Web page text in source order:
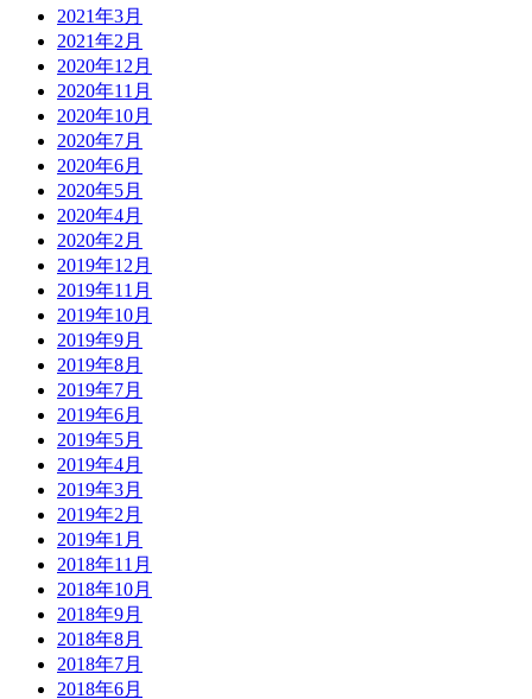
2021年3月
2021年2月
2020年12月
2020年11月
2020年10月
2020年7月
2020年6月
2020年5月
2020年4月
2020年2月
2019年12月
2019年11月
2019年10月
2019年9月
2019年8月
2019年7月
2019年6月
2019年5月
2019年4月
2019年3月
2019年2月
2019年1月
2018年11月
2018年10月
2018年9月
2018年8月
2018年7月
2018年6月